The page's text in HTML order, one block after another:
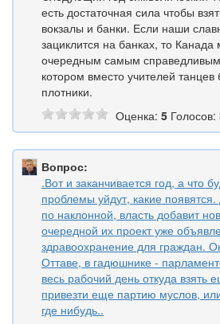
есть достаточная сила чтобы
вокзалы и банки. Если наши
зациклится на банках, то Канада
очередным самым справедливым
котором вместо учителей танцев
плотники.
Оценка: 5 Голосов:
Вопрос:
.Вот и заканчивается год, а что
проблемы уйдут, какие
по наклонной, власть добавит
очередной их проект уже
здравоохранение для граждан.
Оттаве, в гадюшнике -
весь рабочий день откуда взять
привезти еще партию муслов,
где нибудь..